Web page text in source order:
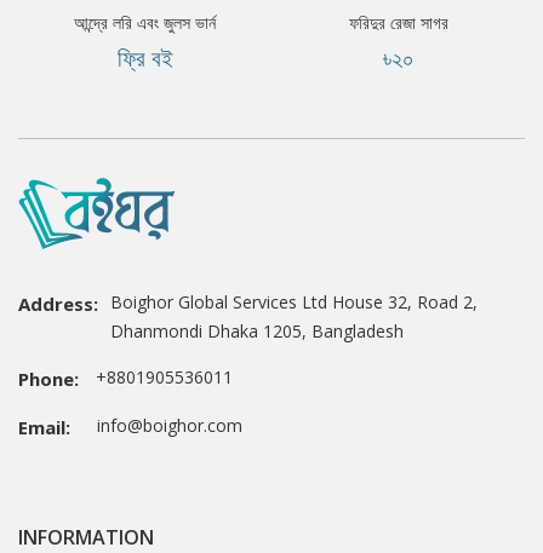
আন্দ্রে লরি এবং জুলস ভার্ন
ফ্রি বই
ফরিদুর রেজা সাগর
৳২০
Address: Boighor Global Services Ltd House 32, Road 2,
Dhanmondi Dhaka 1205, Bangladesh
Phone: +8801905536011
Email: info@boighor.com
INFORMATION